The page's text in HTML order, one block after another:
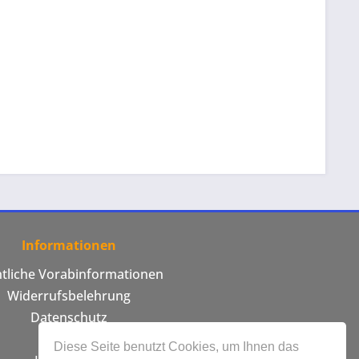
Diese Seite benutzt Cookies, um Ihnen das
Informationen
Vorabinformationen
Widerrufsbelehrung
Datenschutz
AGB